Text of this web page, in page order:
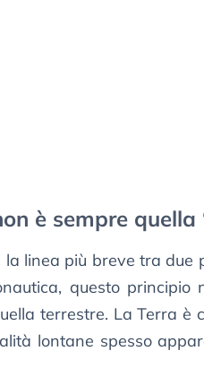
è sempre quella
linea più breve tra due
questo principio
terrestre. La Terra è
lontane spesso